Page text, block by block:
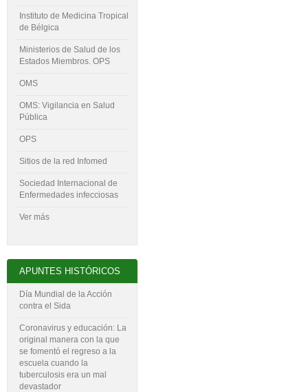
Instituto de Medicina Tropical
de Bélgica
Ministerios de Salud de los
Estados Miembros. OPS
OMS
OMS: Vigilancia en Salud
Pública
OPS
Sitios de la red Infomed
Sociedad Internacional de
Enfermedades infecciosas
Ver más
APUNTES HISTÓRICOS
Día Mundial de la Acción
contra el Sida
Coronavirus y educación: La
original manera con la que
se fomentó el regreso a la
escuela cuando la
tuberculosis era un mal
devastador